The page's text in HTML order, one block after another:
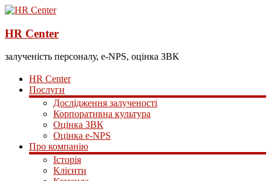
HR Center
залученість персоналу, e-NPS, оцінка ЗВК
HR Center
Послуги
Дослідження залученості
Корпоративна культура
Оцінка ЗВК
Оцінка e-NPS
Про компанію
Історія
Клієнти